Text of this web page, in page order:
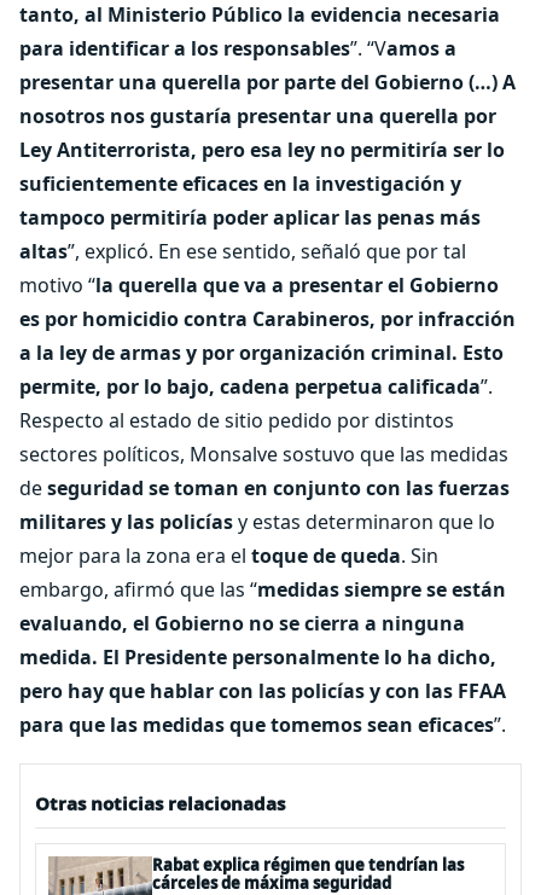
tanto, al Ministerio Público la evidencia necesaria
para identificar a los responsables”. “Vamos a
presentar una querella por parte del Gobierno (…) A
nosotros nos gustaría presentar una querella por
Ley Antiterrorista, pero esa ley no permitiría ser lo
suficientemente eficaces en la investigación y
tampoco permitiría poder aplicar las penas más
altas”, explicó. En ese sentido, señaló que por tal
motivo “la querella que va a presentar el Gobierno
es por homicidio contra Carabineros, por infracción
a la ley de armas y por organización criminal. Esto
permite, por lo bajo, cadena perpetua calificada”.
Respecto al estado de sitio pedido por distintos
sectores políticos, Monsalve sostuvo que las medidas
deseguridad se toman en conjunto con las fuerzas
militares y las policíasy estas determinaron que lo
mejor para la zona era el toque de queda. Sin
embargo, afirmó que las “medidas siempre se están
evaluando, el Gobierno no se cierra a ninguna
medida. El Presidente personalmente lo ha dicho,
pero hay que hablar con las policías y con las FFAA
para que las medidas que tomemos sean eficaces”.
Otras noticias relacionadas
Rabat explica régimen que tendrían las
cárceles de máxima seguridad